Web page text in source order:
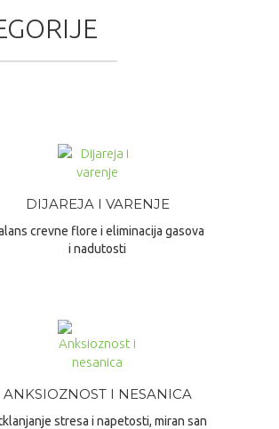
DIJAREJA I VARENJE
crevne flore i eliminacija gasova
i nadutosti
ANKSIOZNOST I NESANICA
stresa i napetosti, miran san